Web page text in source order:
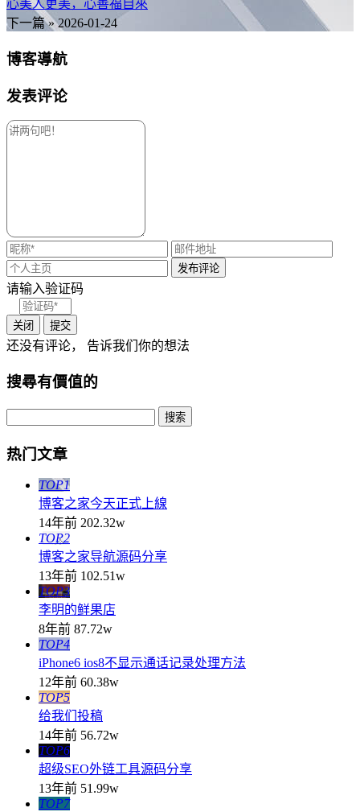
心美人更美，心善福自來
下一篇 » 2026-01-24
博客導航
发表评论
请输入验证码
关闭 提交
还没有评论， 告诉我们你的想法
搜尋有價值的
热门文章
TOP1
博客之家今天正式上線
14年前 202.32w
TOP2
博客之家导航源码分享
13年前 102.51w
TOP3
李明的鲜果店
8年前 87.72w
TOP4
iPhone6 ios8不显示通话记录处理方法
12年前 60.38w
TOP5
给我们投稿
14年前 56.72w
TOP6
超级SEO外链工具源码分享
13年前 51.99w
TOP7